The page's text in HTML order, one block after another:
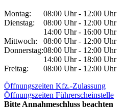
Montag:
08:00 Uhr - 12:00 Uhr
Dienstag:
08:00 Uhr - 12:00 Uhr
14:00 Uhr - 16:00 Uhr
Mittwoch:
08:00 Uhr - 12:00 Uhr
Donnerstag:08:00 Uhr - 12:00 Uhr
14:00 Uhr - 18:00 Uhr
Freitag:
08:00 Uhr - 12:00 Uhr
Öffnungszeiten Kfz.-Zulassung
Öffnungszeiten Führerscheinstelle
Bitte Annahmeschluss beachten